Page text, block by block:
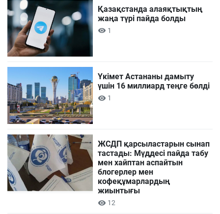
Қазақстанда алаяқтықтың
жаңа түрі пайда болды
1
Үкімет Астананы дамыту
үшін 16 миллиард теңге бөлді
1
ЖСДП қарсыластарын сынап
тастады: Мүддесі пайда табу
мен хайптан аспайтын
блогерлер мен
кофеқұмарлардың
жиынтығы
12